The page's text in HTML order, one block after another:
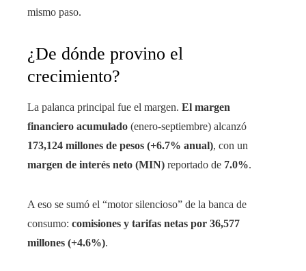
mismo paso.
¿De dónde provino el
crecimiento?
La palanca principal fue el margen. El margen
financiero acumulado (enero-septiembre) alcanzó
173,124 millones de pesos (+6.7% anual), con un
margen de interés neto (MIN) reportado de 7.0%.
A eso se sumó el “motor silencioso” de la banca de
consumo: comisiones y tarifas netas por 36,577
millones (+4.6%).